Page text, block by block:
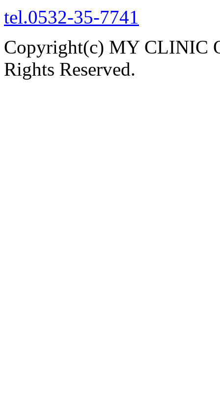
tel.0532-35-7741
Copyright(c) MY CLINIC
Rights Reserved.